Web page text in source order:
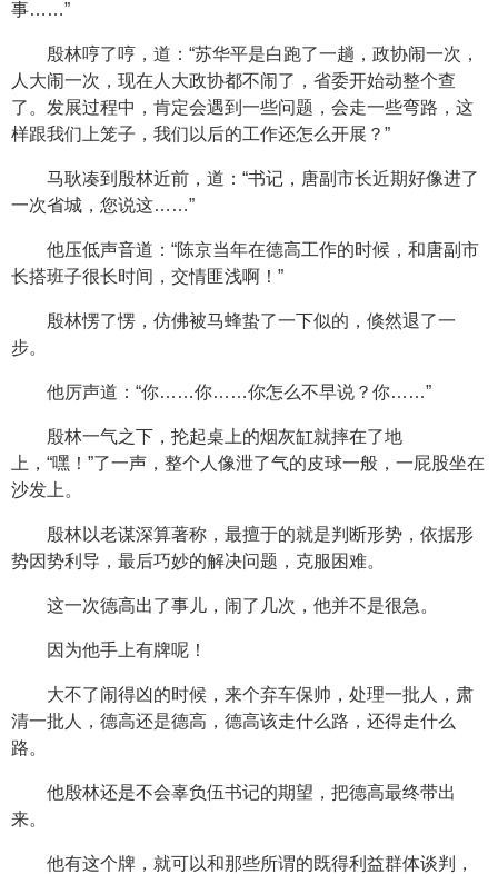
事……”
殷林哼了哼，道：“苏华平是白跑了一趟，政协闹一次，
人大闹一次，现在人大政协都不闹了，省委开始动整个查
了。发展过程中，肯定会遇到一些问题，会走一些弯路，这
样跟我们上笼子，我们以后的工作还怎么开展？”
马耿凑到殷林近前，道：“书记，唐副市长近期好像进了
一次省城，您说这……”
他压低声音道：“陈京当年在德高工作的时候，和唐副市
长搭班子很长时间，交情匪浅啊！”
殷林愣了愣，仿佛被马蜂蛰了一下似的，倏然退了一
步。
他厉声道：“你……你……你怎么不早说？你……”
殷林一气之下，抡起桌上的烟灰缸就摔在了地
上，“嘿！”了一声，整个人像泄了气的皮球一般，一屁股坐在
沙发上。
殷林以老谋深算著称，最擅于的就是判断形势，依据形
势因势利导，最后巧妙的解决问题，克服困难。
这一次德高出了事儿，闹了几次，他并不是很急。
因为他手上有牌呢！
大不了闹得凶的时候，来个弃车保帅，处理一批人，肃
清一批人，德高还是德高，德高该走什么路，还得走什么
路。
他殷林还是不会辜负伍书记的期望，把德高最终带出
来。
他有这个牌，就可以和那些所谓的既得利益群体谈判，